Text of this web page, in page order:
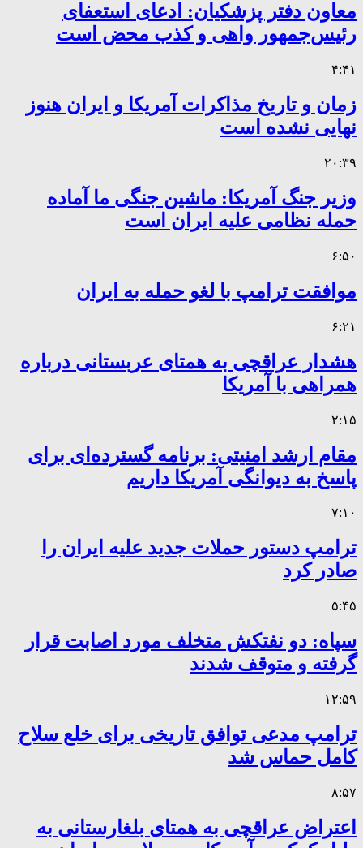
معاون دفتر پزشکیان: ادعای استعفای
رئیس‌جمهور واهی و کذب محض است
۴:۴۱
زمان و تاریخ مذاکرات آمریکا و ایران هنوز
نهایی نشده است
۲۰:۳۹
وزیر جنگ آمریکا: ماشین جنگی ما آماده
حمله نظامی علیه ایران است
۶:۵۰
موافقت ترامپ با لغو حمله به ایران
۶:۲۱
هشدار عراقچی به همتای عربستانی درباره
همراهی با آمریکا
۲:۱۵
مقام ارشد امنیتی: برنامه گسترده‌ای برای
پاسخ به دیوانگی آمریکا داریم
۷:۱۰
ترامپ دستور حملات جدید علیه ایران را
صادر کرد
۵:۴۵
سپاه: دو نفتکش متخلف مورد اصابت قرار
گرفته و متوقف شدند
۱۲:۵۹
ترامپ مدعی توافق تاریخی برای خلع سلاح
کامل حماس شد
۸:۵۷
اعتراض عراقچی به همتای بلغارستانی به